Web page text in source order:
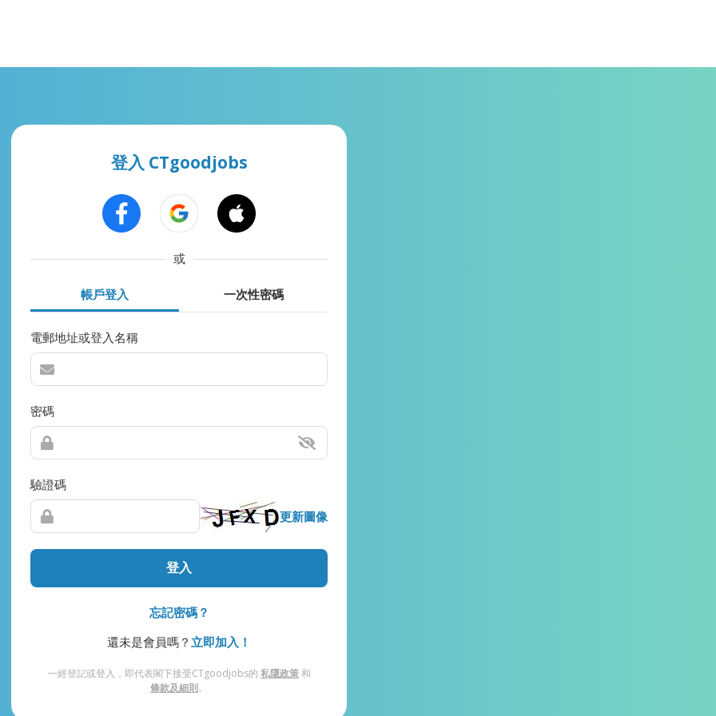
登入 CTgoodjobs
或
帳戶登入 一次性密碼
電郵地址或登入名稱
密碼
驗證碼
更新圖像
登入
忘記密碼？
還未是會員嗎？ 立即加入！
一經登記或登入，即代表閣下接受CTgoodjobs的 私隱政策和
條款及細則。